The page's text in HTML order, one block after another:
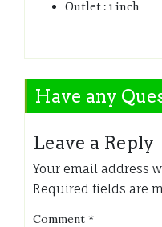
Outlet : 1 inch
Have any
Leave a Reply
Your email address
Required fields are
Comment *